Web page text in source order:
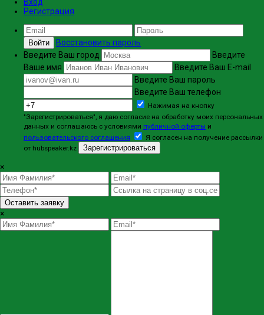
Вход
Регистрация
Войти
Восстановить пароль
Введите Ваш город
Введите
Ваше имя
Введите Ваш E-mail
Введите Ваш пароль
Введите Ваш телефон
Нажимая на кнопку
"Зарегистрироваться", я даю согласие на обработку моих персональных
данных и соглашаюсь с условиями публичной оферты и
пользовательского соглашения
Я согласен на получение рассылки
от hubspeaker.kz
Зарегистрироваться
×
Оставить заявку
×